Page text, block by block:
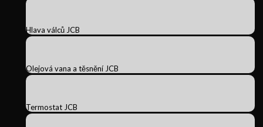
Hlava válců JCB
Olejová vana a těsnění JCB
Termostat JCB